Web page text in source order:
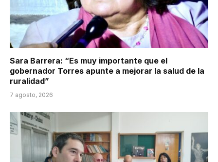
Sara Barrera: “Es muy importante que el
gobernador Torres apunte a mejorar la salud de la
ruralidad”
7 agosto, 2026